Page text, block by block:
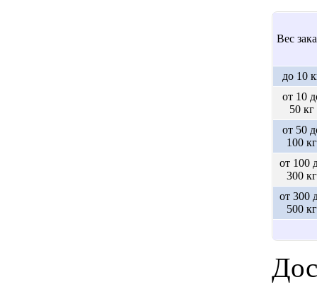
Вес
до 10
от 10
50 кг
от 50
100 кг
от 100
300 кг
от 300
500 кг